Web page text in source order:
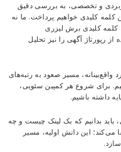
و تخصصی، به بررسی دقیق
کلمه کلیدی خواهیم پرداخت. ما نه
کلمه کلیدی برش لیزری
رپورتاژ آگهی را نیز تحلیل
مسیر صعود به رتبه‌های
برای شروع هر کمپین سئویی،
داشته باشیم.
باید بدانیم که بک لینک چیست و چه
می‌کند؛ این دانش اولیه، مسیر